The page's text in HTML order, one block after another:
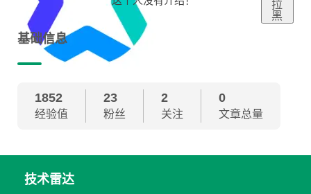
拉
黑
基础信息
1852
经验值
23
粉丝
2
关注
0
文章总量
技术雷达